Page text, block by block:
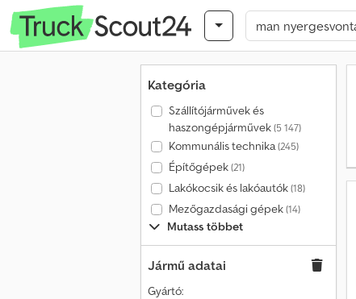
Kategória
Szállítójárművek és
haszongépjárművek(5 147)
Kommunális technika(245)
Építőgépek(21)
Lakókocsik és lakóautók(18)
Mezőgazdasági gépek(14)
Mutass többet
Jármű adatai
Gyártó: